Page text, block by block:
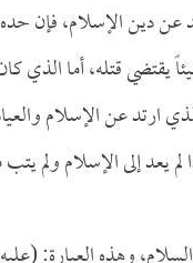
دين الإسلام، فإن
قتله، أما الذي
ارتد عن الإسلام
يعد إلى الإسلام ولم